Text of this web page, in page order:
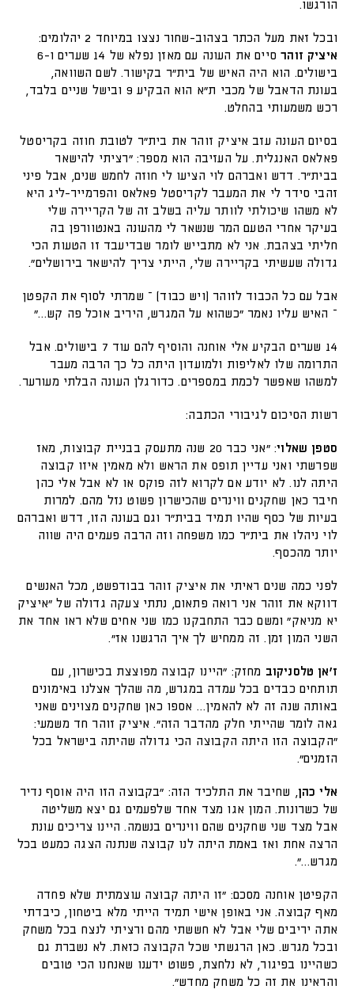
הורגשו.
ובכל זאת מעל הכתר בצהוב-שחור נצצו במיוחד 2 יהלומים:
איציק זוהר
סיים את העונה עם מאזן נפלא של 14 שערים ו-6
בישולים. הוא היה האיש של בית"ר בקישור. לשם השוואה,
בעונת הדאבל של מכבי ת"א הוא הבקיע 9 ובישל שניים בלבד,
רכש משמעותי בהחלט.
בסיום העונה עזב איציק זוהר את בית"ר לטובת חוזה בקריסטל
פאלאס האנגלית. על העזיבה הוא מספר: "רציתי להישאר
בבית"ר. דדש ואברהם לוי הציעו לי חוזה לחמש שנים, אבל פיני
זהבי סידר לי את המעבר לקריסטל פאלאס והפרמייר-ליג היא
לא משהו שיכולתי לוותר עליה בשלב זה של הקריירה שלי
בעיקר אחרי הטעם המר שנשאר לי מהעונה באנטוורפן בה
חליתי בצהבת. אני לא מתבייש לומר שבדיעבד זו הטעות הכי
גדולה שעשיתי בקריירה שלי, הייתי צריך להישאר בירושלים".
אבל עם כל הכבוד לזוהר (ויש כבוד) – שמרתי לסוף את הקפטן
– האיש עליו נאמר "כשהוא על המגרש, היריב אוכל פה קש…"
14 שערים הבקיע אלי אוחנה והוסיף להם עוד 7 בישולים. אבל
התרומה שלו לאליפות ולמועדון היתה כל כך הרבה מעבר
למשהו שאפשר לכמת במספרים. כדורגלן העונה הבלתי מעורער.
רשות הסיכום לגיבורי הכתבה:
סטפן שאלוי
: "אני כבר 20 שנה מתעסק בבניית קבוצות, מאז
שפרשתי ואני עדיין תופס את הראש ולא מאמין איזו קבוצה
היתה לנו. לא יודע אם לקרוא לזה פוקס או לא אבל אלי כהן
חיבר כאן שחקנים ווינרים שהכישרון פשוט נזל מהם. למרות
בעיות של כסף שהיו תמיד בבית"ר וגם בעונה הזו, דדש ואברהם
לוי ניהלו את בית"ר כמו משפחה וזה הרבה פעמים היה שווה
יותר מהכסף.
לפני כמה שנים ראיתי את איציק זוהר בבודפשט, מכל האנשים
דווקא את זוהר אני רואה פתאום, נתתי צעקה גדולה של "איציק
יא מניאק" ומשם כבר התחבקנו כמו שני אחים שלא ראו אחד את
השני המון זמן. זה ממחיש לך איך הרגשנו אז".
ז'אן טלסניקוב מחזק: "היינו קבוצה מפוצצת בכישרון, עם
תותחים כבדים בכל עמדה במגרש, מה שהלך אצלנו באימונים
באותה שנה זה לא להאמין… אספו כאן שחקנים מצוינים שאני
גאה לומר שהייתי חלק מהדבר הזה". איציק זוהר חד משמעי:
"הקבוצה הזו היתה הקבוצה הכי גדולה שהיתה בישראל בכל
הזמנים".
אלי כהן, שחיבר את התלכיד הזה: "בקבוצה הזו היה אוסף נדיר
של כשרונות. המון אגו מצד אחד שלפעמים גם יצא משליטה
אבל מצד שני שחקנים שהם ווינרים בנשמה. היינו צריכים עונת
הרצה אחת ואז באמת היתה לנו קבוצה שנתנה הצגה כמעט בכל
מגרש…".
הקפיטן אוחנה מסכם: "זו היתה קבוצה עוצמתית שלא פחדה
מאף קבוצה. אני באופן אישי תמיד הייתי מלא ביטחון, כיבדתי
אתה יריבים שלי אבל לא חששתי מהם ורציתי לנצח בכל משחק
ובכל מגרש. כאן הרגשתי שכל הקבוצה כזאת. לא נשברת גם
כשהיינו בפיגור, לא נלחצת, פשוט ידענו שאנחנו הכי טובים
והראינו את זה כל משחק מחדש".